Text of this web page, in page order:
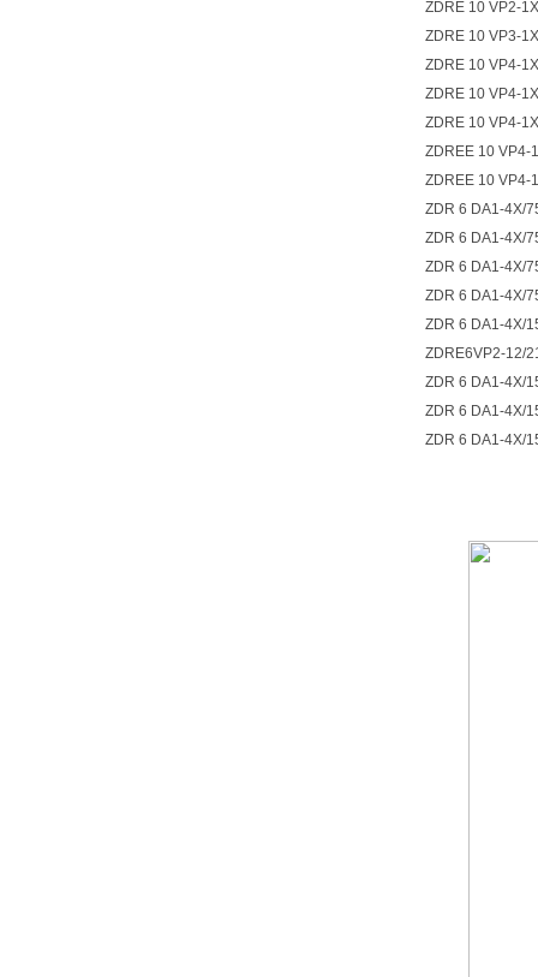
ZDRE 10 VP2-
ZDRE 10 VP3-
ZDRE 10 VP4-
ZDRE 10 VP4-
ZDRE 10 VP4-
ZDREE 10 VP4-
ZDREE 10 VP4-
ZDR 6 DA1-4X/
ZDR 6 DA1-4X/
ZDR 6 DA1-4X/
ZDR 6 DA1-4X/
ZDR 6 DA1-4X/
ZDRE6VP2-12/
ZDR 6 DA1-4X/
ZDR 6 DA1-4X/
ZDR 6 DA1-4X/